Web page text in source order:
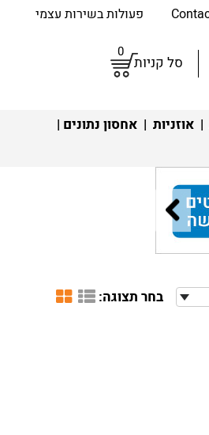
פעולות בשירות עצמי
סל קניות
0
| אוזניות | אחסון נתונים |
בחר תצוגה: